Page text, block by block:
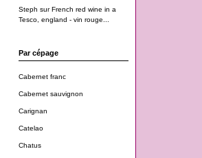
Steph surFrench red wine in a
Tesco, england - vin rouge...
Par cépage
Cabernet franc
Cabernet sauvignon
Carignan
Catelao
Chatus